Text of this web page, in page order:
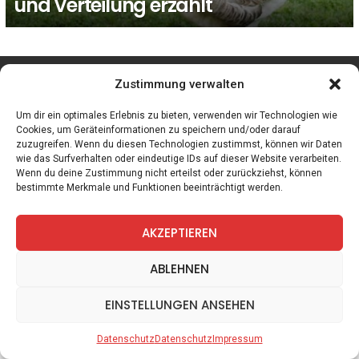
Zustimmung verwalten
Um dir ein optimales Erlebnis zu bieten, verwenden wir Technologien wie
Cookies, um Geräteinformationen zu speichern und/oder darauf
zuzugreifen. Wenn du diesen Technologien zustimmst, können wir Daten
wie das Surfverhalten oder eindeutige IDs auf dieser Website verarbeiten.
Wenn du deine Zustimmung nicht erteilst oder zurückziehst, können
bestimmte Merkmale und Funktionen beeinträchtigt werden.
AKZEPTIEREN
ABLEHNEN
EINSTELLUNGEN ANSEHEN
DatenschutzDatenschutzImpressum
facebook instagram
Spiele Zitate Kontakt Datenschutz Impressum